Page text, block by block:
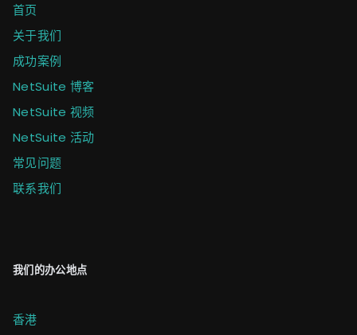
首页
关于我们
成功案例
NetSuite 博客
NetSuite 视频
NetSuite 活动
常见问题
联系我们
我们的办公地点
香港